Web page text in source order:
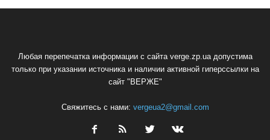
Любая перепечатка информации с сайта verge.zp.ua допустима
только при указании источника и наличии активной гиперссылки на
сайт "ВЕРЖЕ"
Свяжитесь с нами: vergeua2@gmail.com